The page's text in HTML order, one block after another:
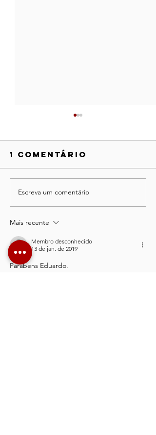
Como
escolher o
tatuador
evitar erros
permanentes)
1 comentário
Escreva um comentário
Mais recente
Membro desconhecido
13 de jan. de 2019
Parabens Eduardo.